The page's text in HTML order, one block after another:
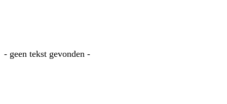
- geen tekst gevonden -